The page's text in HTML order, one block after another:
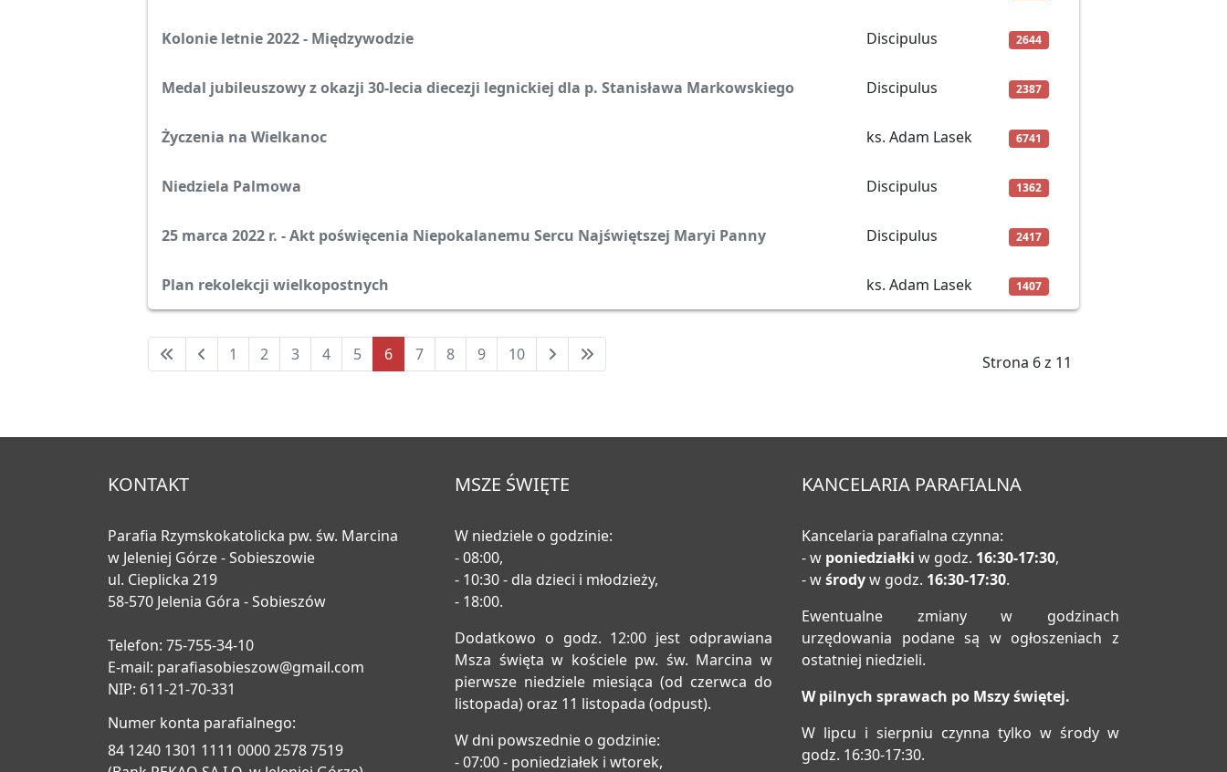
Kolonie letnie 2022 - Międzywodzie Discipulus 2644
Medal jubileuszowy z okazji 30-lecia diecezji legnickiej dla p. Stanisława Markowskiego Discipulus 2387
Życzenia na Wielkanoc ks. Adam Lasek 6741
Niedziela Palmowa Discipulus 1362
25 marca 2022 r. - Akt poświęcenia Niepokalanemu Sercu Najświętszej Maryi Panny Discipulus 2417
Plan rekolekcji wielkopostnych ks. Adam Lasek 1407
Strona 6 z 11
1 2 3 4 5 6 7 8 9 10
KONTAKT
Parafia Rzymskokatolicka pw. św. Marcina
w Jeleniej Górze - Sobieszowie
ul. Cieplicka 219
58-570 Jelenia Góra - Sobieszów
Telefon: 75-755-34-10
E-mail: parafiasobieszow@gmail.com
NIP: 611-21-70-331
Numer konta parafialnego:
84 1240 1301 1111 0000 2578 7519
MSZE ŚWIĘTE
W niedziele o godzinie:
- 08:00,
- 10:30 - dla dzieci i młodzieży,
- 18:00.
Dodatkowo o godz. 12:00 jest odprawiana
Msza święta w kościele pw. św. Marcina w
pierwsze niedziele miesiąca (od czerwca do
listopada) oraz 11 listopada (odpust).
W dni powszednie o godzinie:
- 07:00 - poniedziałek i wtorek,
KANCELARIA PARAFIALNA
Kancelaria parafialna czynna:
- w poniedziałki w godz. 16:30-17:30,
- wśrodyw godz. 16:30-17:30.
Ewentualne zmiany w godzinach
urzędowania podane są w ogłoszeniach z
ostatniej niedzieli.
W pilnych sprawach po Mszy świętej.
W lipcu i sierpniu czynna tylko w środy w
godz. 16:30-17:30.